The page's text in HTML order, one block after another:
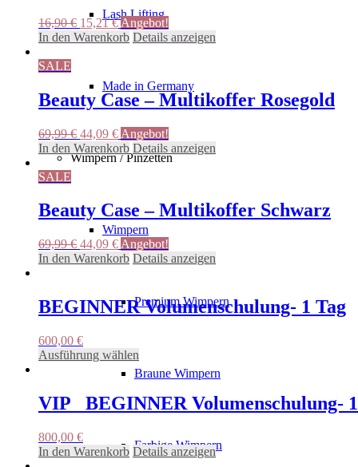
Lash Lifting
Made in Germany
Wimpern / Pinzetten
Wimpern
Premium Wimpern
Braune Wimpern
Farbige Wimpern
16,90€ Ursprünglicher
Preis
15,21€Aktueller
Preis
Angebot!
In den Warenkorb Details anzeigen
SALE
Beauty Case – Multikoffer Rosegold
69,99€ Ursprünglicher
Preis
war:
44,09 €Aktueller
Preis
ist:
Angebot!
In den Warenkorb Details anzeigen
SALE
Beauty Case – Multikoffer Schwarz
69,99€ Ursprünglicher
Preis
44,09 €Aktueller
Preis
Angebot!
In den Warenkorb Details anzeigen
BEGINNER Volumenschulung- 1 Tag
600,00 €
Ausführung wählen
Produkt
weist
mehrere
Varianten
Die
Optionen
VIP_ BEGINNER Volumenschulung-
800,00 €
In den Warenkorb Details anzeigen